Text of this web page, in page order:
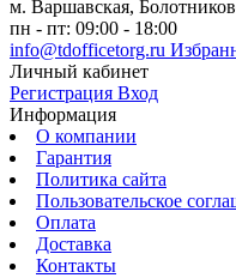
м. Варшавская,
пн - пт: 09:00 - 18:00
info@tdofficetorg.ru
Личный кабинет
Регистрация Вход
Информация
О компании
Гарантия
Политика сайта
Пользовательское
Оплата
Доставка
Контакты